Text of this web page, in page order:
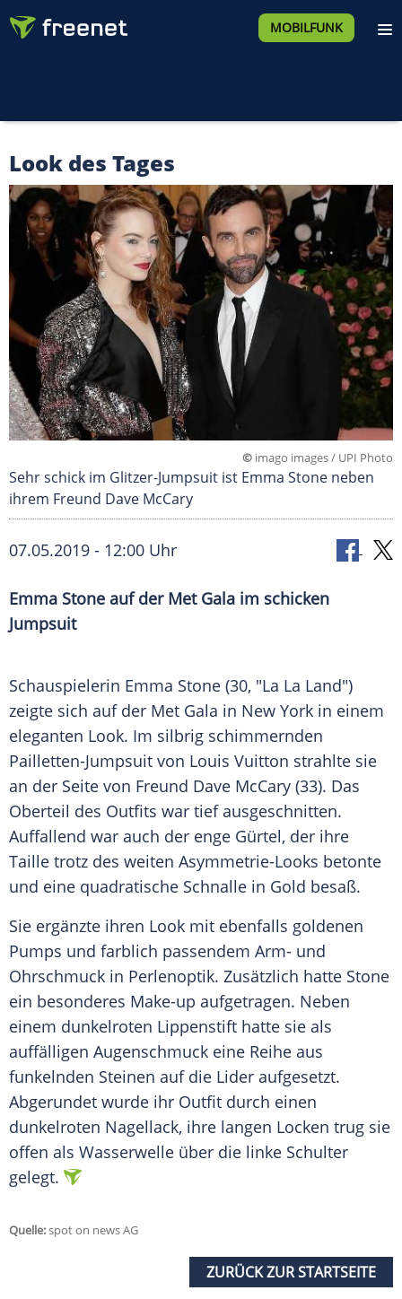
MOBILFUNK
Look des Tages
© imago images / UPI Photo
Sehr schick im Glitzer-Jumpsuit ist Emma Stone neben
ihrem Freund Dave McCary
07.05.2019 - 12:00 Uhr
Emma Stone auf der Met Gala im schicken
Jumpsuit
Schauspielerin Emma Stone (30, "La La Land")
zeigte sich auf der Met Gala in New York in einem
eleganten Look. Im silbrig schimmernden
Pailletten-Jumpsuit von Louis Vuitton strahlte sie
an der Seite von Freund Dave McCary (33). Das
Oberteil des Outfits war tief ausgeschnitten.
Auffallend war auch der enge Gürtel, der ihre
Taille trotz des weiten Asymmetrie-Looks betonte
und eine quadratische Schnalle in Gold besaß.
Sie ergänzte ihren Look mit ebenfalls goldenen
Pumps und farblich passendem Arm- und
Ohrschmuck in Perlenoptik. Zusätzlich hatte Stone
ein besonderes Make-up aufgetragen. Neben
einem dunkelroten Lippenstift hatte sie als
auffälligen Augenschmuck eine Reihe aus
funkelnden Steinen auf die Lider aufgesetzt.
Abgerundet wurde ihr Outfit durch einen
dunkelroten Nagellack, ihre langen Locken trug sie
offen als Wasserwelle über die linke Schulter
gelegt.
Quelle:spot on news AG
ZURÜCK ZUR STARTSEITE